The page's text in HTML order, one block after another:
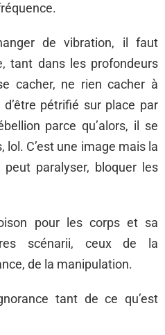
de vibration, il faut
tant dans les profondeurs
cacher, ne rien cacher à
pétrifié sur place par
parce qu’alors, il se
lol. C’est une image mais la
paralyser, bloquer les
pour les corps et sa
scénarii, ceux de la
de la manipulation.
tant de ce qu’est